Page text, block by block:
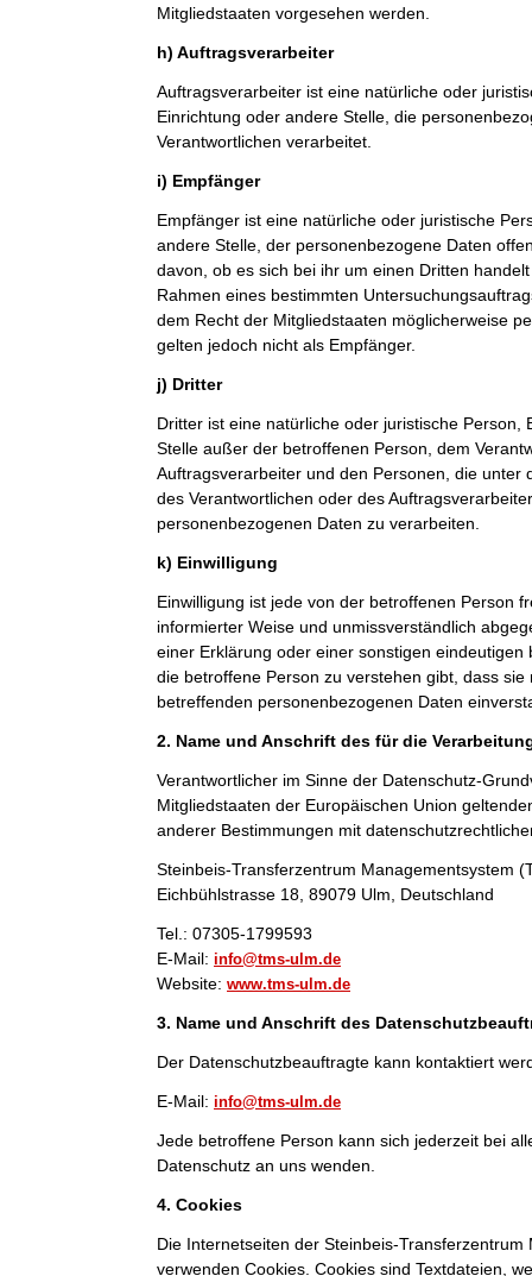
Mitgliedstaaten vorgesehen werden.
h) Auftragsverarbeiter
Auftragsverarbeiter ist eine natürliche oder
Einrichtung oder andere Stelle, die
Verantwortlichen verarbeitet.
i) Empfänger
Empfänger ist eine natürliche oder juristische
andere Stelle, der personenbezogene Daten
davon, ob es sich bei ihr um einen Dritten
Rahmen eines bestimmten
dem Recht der Mitgliedstaaten möglicherweise
gelten jedoch nicht als Empfänger.
j) Dritter
Dritter ist eine natürliche oder juristische Person,
Stelle außer der betroffenen Person, dem
Auftragsverarbeiter und den Personen, die unter
des Verantwortlichen oder des
personenbezogenen Daten zu verarbeiten.
k) Einwilligung
Einwilligung ist jede von der betroffenen Person
informierter Weise und unmissverständlich
einer Erklärung oder einer sonstigen
die betroffene Person zu verstehen gibt, dass
betreffenden personenbezogenen Daten
2. Name und Anschrift des für die
Verantwortlicher im Sinne der Datenschutz-
Mitgliedstaaten der Europäischen Union
anderer Bestimmungen mit
Steinbeis-Transferzentrum Managementsystem
Eichbühlstrasse 18, 89079 Ulm, Deutschland
Tel.: 07305-1799593
E-Mail: info@tms-ulm.de
Website: www.tms-ulm.de
3. Name und Anschrift des
Der Datenschutzbeauftragte kann kontaktiert
E-Mail: info@tms-ulm.de
Jede betroffene Person kann sich jederzeit bei
Datenschutz an uns wenden.
4. Cookies
Die Internetseiten der Steinbeis-
verwenden Cookies. Cookies sind Textdateien,